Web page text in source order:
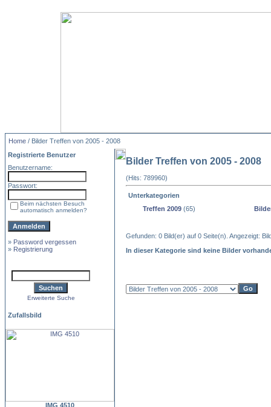
Home / Bilder Treffen von 2005 - 2008
Registrierte Benutzer
Benutzername:
Passwort:
Beim nächsten Besuch
automatisch anmelden?
» Password vergessen
» Registrierung
Erweiterte Suche
Zufallsbild
IMG 4510
Bilder Treffen von 2005 - 2008
(Hits: 789960)
Unterkategorien
Treffen 2009 (65)
Gefunden: 0 Bild(er) auf 0 Seite(n). Angezeigt:
In dieser Kategorie sind keine Bilder